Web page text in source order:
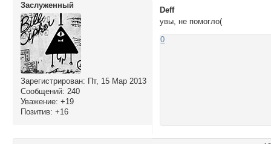
Заслуженный
Зарегистрирован: Пт, 15 Мар 2013
Сообщений: 240
Уважение: +19
Позитив: +16
Deff
увы, не помогло(
0